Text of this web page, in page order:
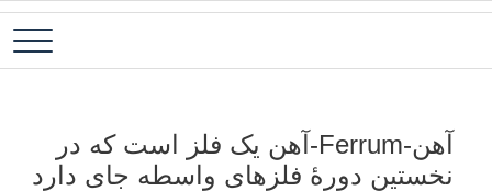
پرش
فولاد آلیاژی-میلگرد آلیاژی-تسمه آلیاژی-ورق آلیاژی-لوله آلیاژی-نبشی
آهن-Ferrum-آهن یک فلز است که در
نخستین دورۀ فلزهای واسطه جای دارد